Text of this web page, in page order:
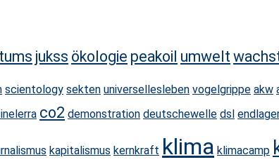
jukss ökologie peakoil umwelt
scientology sekten universellesleben vogelgrippe akw
co2 demonstration deutschewelle dsl
kapitalismus kernkraft klima klimacamp